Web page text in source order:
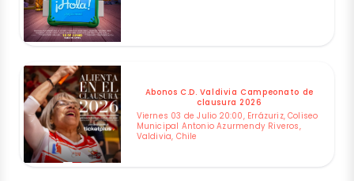
Abonos C.D. Valdivia Campeonato de
clausura 2026
Viernes 03 de Julio 20:00, Errázuriz, Coliseo
Municipal Antonio Azurmendy Riveros,
Valdivia, Chile